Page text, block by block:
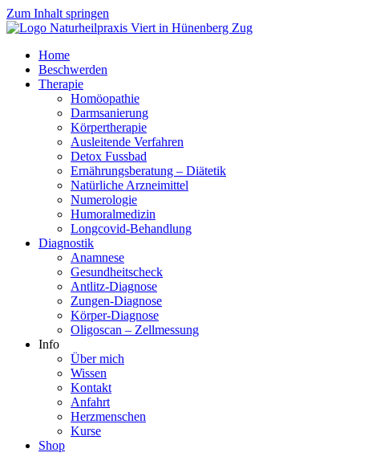
Zum Inhalt springen
Home
Beschwerden
Therapie
Homöopathie
Darmsanierung
Körpertherapie
Ausleitende Verfahren
Detox Fussbad
Ernährungsberatung – Diätetik
Natürliche Arzneimittel
Numerologie
Humoralmedizin
Longcovid-Behandlung
Diagnostik
Anamnese
Gesundheitscheck
Antlitz-Diagnose
Zungen-Diagnose
Körper-Diagnose
Oligoscan – Zellmessung
Info
Über mich
Wissen
Kontakt
Anfahrt
Herzmenschen
Kurse
Shop